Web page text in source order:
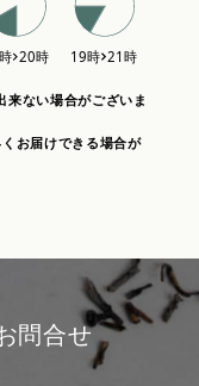
ない場合がございま
お届けできる場合が
問合せ